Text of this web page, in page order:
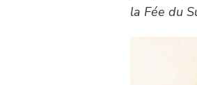
la Fée du